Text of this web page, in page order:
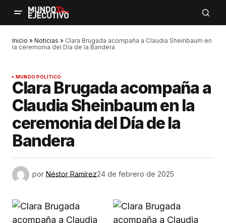
Inicio » Noticias » Clara Brugada acompaña a Claudia Sheinbaum en
la ceremonia del Día de la Bandera
MUNDO POLÍTICO
Clara Brugada acompaña a
Claudia Sheinbaum en la
ceremonia del Día de la
Bandera
por Néstor Ramírez24 de febrero de 2025